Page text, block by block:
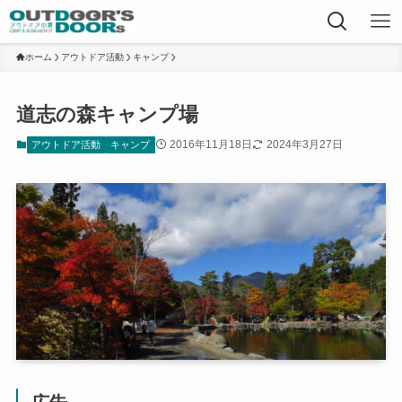
ホーム アウトドア活動 キャンプ
道志の森キャンプ場
アウトドア活動 キャンプ 2016年11月18日 2024年3月27日